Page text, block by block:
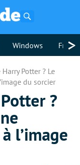
Windows >
Potter ? Le
du sorcier
?
l’image